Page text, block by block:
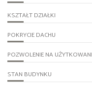
KSZTAŁT DZIAŁKI
POKRYCIE DACHU
POZWOLENIE NA
STAN BUDYNKU